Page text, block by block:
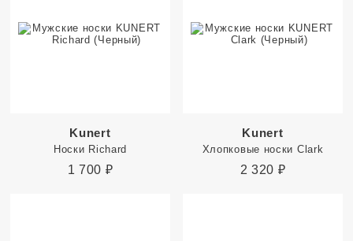
Kunert
Носки Richard
1 700 ₽
Kunert
Хлопковые носки Clark
2 320 ₽